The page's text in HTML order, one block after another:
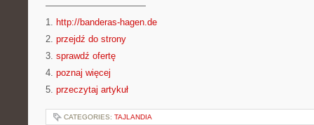
———————————
1. http://banderas-hagen.de
2. przejdź do strony
3. sprawdź ofertę
4. poznaj więcej
5. przeczytaj artykuł
CATEGORIES: TAJLANDIA